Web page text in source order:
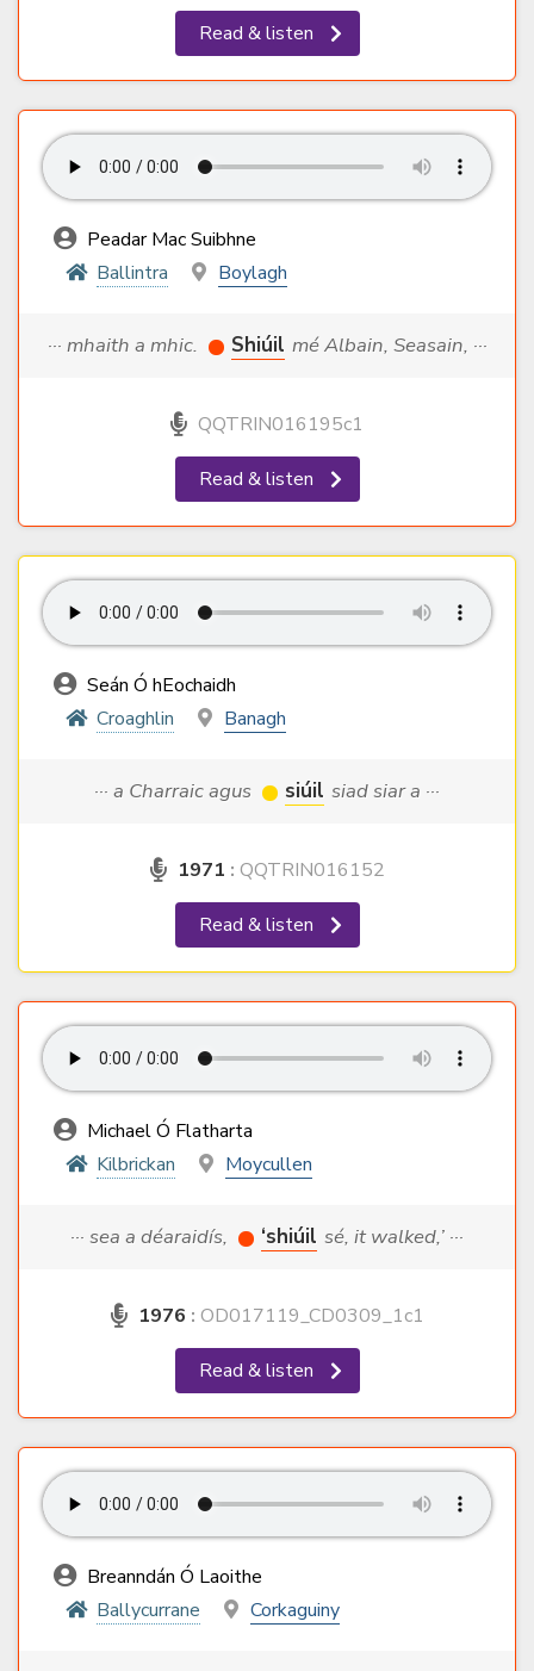
Read & listen
Peadar Mac Suibhne
Ballintra
Boylagh
··· mhaith a mhic. Shiúil mé Albain, Seasain, ···
QQTRIN016195c1
Read & listen
Seán Ó hEochaidh
Croaghlin
Banagh
··· a Charraic agus siúil siad siar a ···
1971 : QQTRIN016152
Read & listen
Michael Ó Flatharta
Kilbrickan
Moycullen
··· sea a déaraidís, ‘shiúil sé, it walked,’ ···
1976 : OD017119_CD0309_1c1
Read & listen
Breanndán Ó Laoithe
Ballycurrane
Corkaguiny